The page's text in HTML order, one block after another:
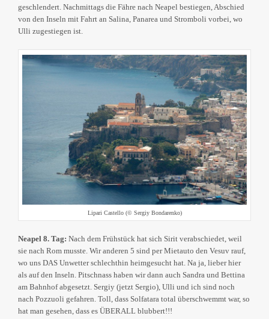
geschlendert. Nachmittags die Fähre nach Neapel bestiegen, Abschied
von den Inseln mit Fahrt an Salina, Panarea und Stromboli vorbei, wo
Ulli zugestiegen ist.
Lipari Castello (© Sergiy Bondarenko)
Neapel 8. Tag: Nach dem Frühstück hat sich Sirit verabschiedet, weil
sie nach Rom musste. Wir anderen 5 sind per Mietauto den Vesuv rauf,
wo uns DAS Unwetter schlechthin heimgesucht hat. Na ja, lieber hier
als auf den Inseln. Pitschnass haben wir dann auch Sandra und Bettina
am Bahnhof abgesetzt. Sergiy (jetzt Sergio), Ulli und ich sind noch
nach Pozzuoli gefahren. Toll, dass Solfatara total überschwemmt war, so
hat man gesehen, dass es ÜBERALL blubbert!!!